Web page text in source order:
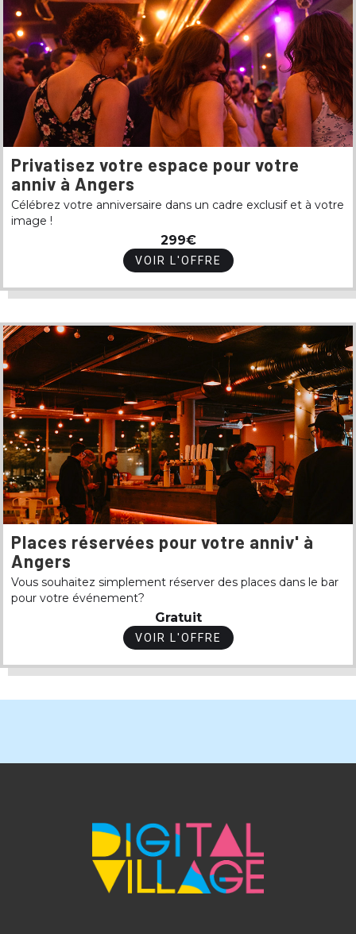
Privatisez votre espace pour votre
anniv à Angers
Célébrez votre anniversaire dans un cadre exclusif et à votre
image !
299€
VOIR L'OFFRE
Places réservées pour votre anniv' à
Angers
Vous souhaitez simplement réserver des places dans le bar
pour votre événement?
Gratuit
VOIR L'OFFRE